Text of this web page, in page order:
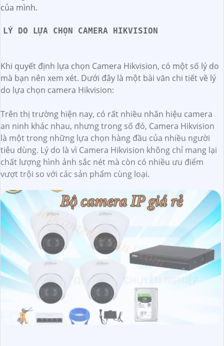
của mình.
LÝ DO LỰA CHỌN CAMERA HIKVISION
Khi quyết định lựa chọn Camera Hikvision, có một số lý do
mà bạn nên xem xét. Dưới đây là một bài văn chi tiết về lý
do lựa chọn camera Hikvision:
Trên thị trường hiện nay, có rất nhiều nhãn hiệu camera
an ninh khác nhau, nhưng trong số đó, Camera Hikvision
là một trong những lựa chọn hàng đầu của nhiều người
tiêu dùng. Lý do là vì Camera Hikvision không chỉ mang lại
chất lượng hình ảnh sắc nét mà còn có nhiều ưu điểm
vượt trội so với các sản phẩm cùng loại.